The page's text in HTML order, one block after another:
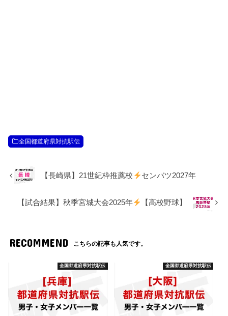
全国都道府県対抗駅伝
【長崎県】21世紀枠推薦校 センバツ2027年
【試合結果】秋季宮城大会2025年 【高校野球】
RECOMMEND こちらの記事も人気です。
全国都道府県対抗駅伝 全国都道府県対抗駅伝